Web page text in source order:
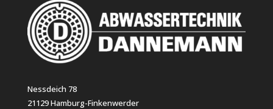
Nessdeich 78
21129 Hamburg-Finkenwerder